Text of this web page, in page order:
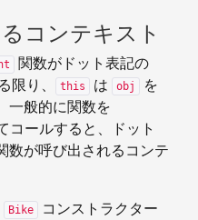
コンテキスト
関数がドット表記の
限り、 this は obj
を
一般的に関数を
コールすると、ドット
数が呼び出されるコンテ
Bike
コンストラクター